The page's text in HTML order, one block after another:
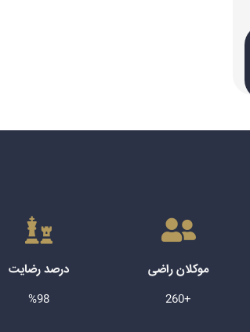
موکلان راضی
+260
درصد رضایت
%98